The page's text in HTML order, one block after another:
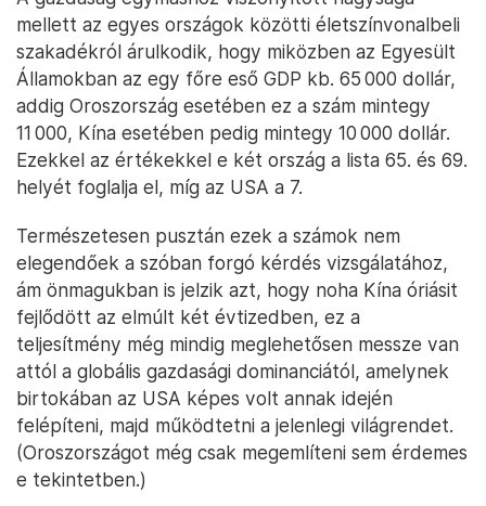
mellett az egyes országok közötti életszínvonalbeli
szakadékról árulkodik, hogy miközben az Egyesült
Államokban az egy főre eső GDP kb. 65 000 dollár,
addig Oroszország esetében ez a szám mintegy
11 000, Kína esetében pedig mintegy 10 000 dollár.
Ezekkel az értékekkel e két ország a lista 65. és 69.
helyét foglalja el, míg az USA a 7.
Természetesen pusztán ezek a számok nem
elegendőek a szóban forgó kérdés vizsgálatához,
ám önmagukban is jelzik azt, hogy noha Kína óriásit
fejlődött az elmúlt két évtizedben, ez a
teljesítmény még mindig meglehetősen messze van
attól a globális gazdasági dominanciától, amelynek
birtokában az USA képes volt annak idején
felépíteni, majd működtetni a jelenlegi világrendet.
(Oroszországot még csak megemlíteni sem érdemes
e tekintetben.)